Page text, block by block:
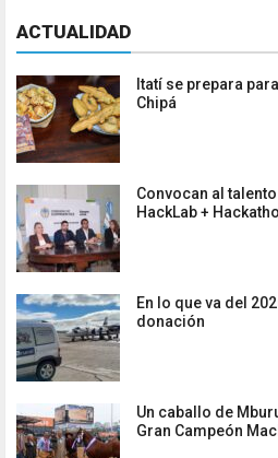
ACTUALIDAD
Itatí se prepara
Chipá
Convocan al
HackLab +
En lo que va del
donación
Un caballo de
Gran Campeón